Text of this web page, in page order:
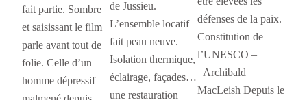
fait partie. Sombre
et saisissant le film
parle avant tout de
folie. Celle d’un
homme dépressif
de Jussieu.
L’ensemble locatif
fait peau neuve.
Isolation thermique,
éclairage, façades…
une restauration
défenses de la paix.
Constitution de
l’UNESCO –
Archibald
MacLeish Depuis le